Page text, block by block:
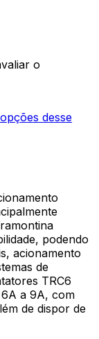
o
desse
podendo
acionamento
de
TRC6
a 9A, com
de dispor de